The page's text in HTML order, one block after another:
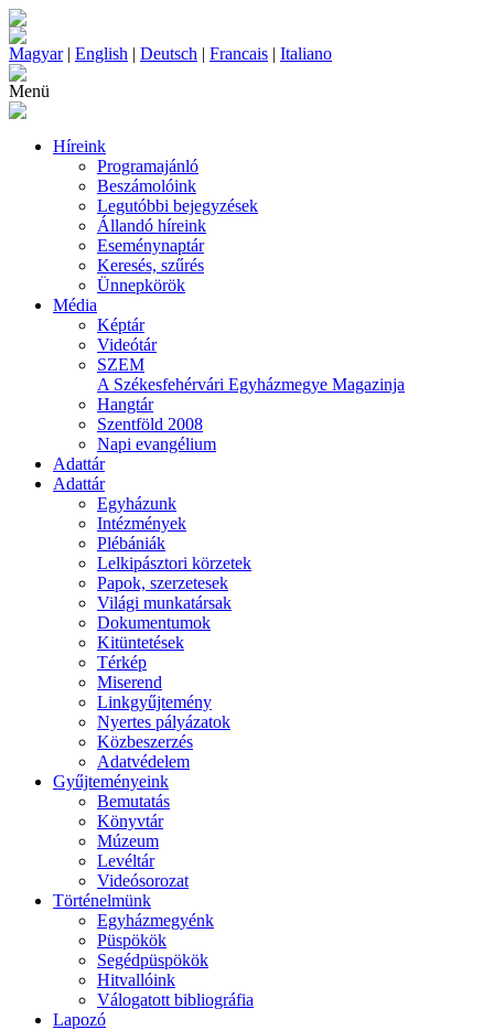
Magyar| English | Deutsch | Francais | Italiano
Menü
Híreink
Programajánló
Beszámolóink
Legutóbbi bejegyzések
Állandó híreink
Eseménynaptár
Keresés, szűrés
Ünnepkörök
Média
Képtár
Videótár
SZEM
A Székesfehérvári Egyházmegye Magazinja
Hangtár
Szentföld 2008
Napi evangélium
Adattár
Adattár
Egyházunk
Intézmények
Plébániák
Lelkipásztori körzetek
Papok, szerzetesek
Világi munkatársak
Dokumentumok
Kitüntetések
Térkép
Miserend
Linkgyűjtemény
Nyertes pályázatok
Közbeszerzés
Adatvédelem
Gyűjteményeink
Bemutatás
Könyvtár
Múzeum
Levéltár
Videósorozat
Történelmünk
Egyházmegyénk
Püspökök
Segédpüspökök
Hitvallóink
Válogatott bibliográfia
Lapozó